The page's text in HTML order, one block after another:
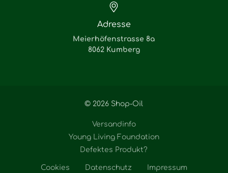
Adresse
Meierhöfenstrasse 8a
8062 Kumberg
© 2026 Shop-Oil
Versandinfo
Young Living Foundation
Defektes Produkt?
Cookies Datenschutz Impressum